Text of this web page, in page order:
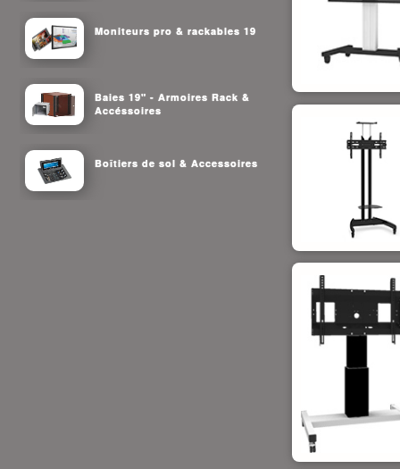
Moniteurs pro & rackables 19
Baies 19" - Armoires Rack &
Accéssoires
Boîtiers de sol & Accessoires